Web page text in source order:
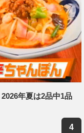
年夏は2品中1品